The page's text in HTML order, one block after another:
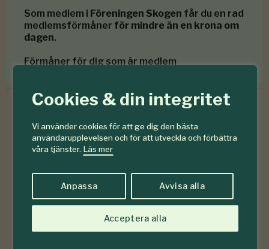
Cookies & din integritet
Vi använder cookies för att ge dig den bästa
användarupplevelsen och för att utveckla och förbättra
våra tjänster. Läs mer
Anpassa Avvisa alla
Acceptera alla
Som medlem i Föreningen Skogen får du en rad
medlemsförmåner för mindre än en krona om
dagen.
Förmåner för dig som är medlem
#6-7